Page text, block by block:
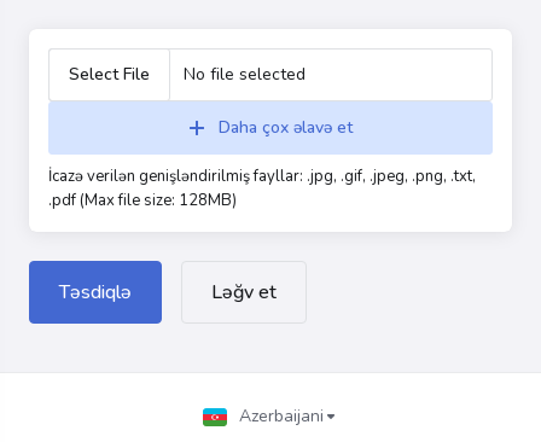
Select File No file selected
Daha çox əlavə et
İcazə verilən genişləndirilmiş fayllar: .jpg, .gif, .jpeg, .png, .txt,
.pdf (Max file size: 128MB)
Ləğv et
Azerbaijani